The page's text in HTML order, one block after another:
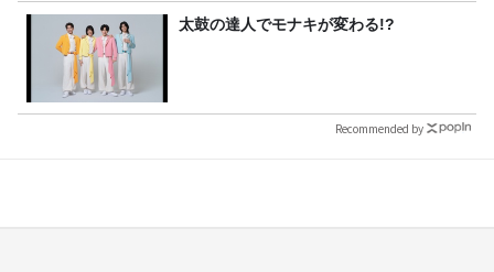
太鼓の達人でモナキが変わる!?
Recommended by